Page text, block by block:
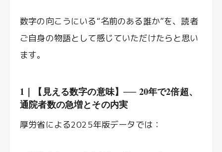
数字の向こうにいる“名前のある誰か”を、読者
ご自身の物語として感じていただけたらと思い
ます。
1｜【見える数字の意味】── 20年で2倍超、
通院者数の急増とその内実
厚労省による2025年版データでは：